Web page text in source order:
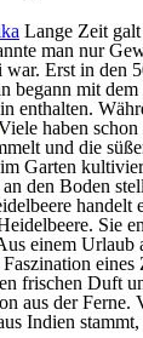
Lange Zeit
man nur
Erst in den
begann mit
enthalten.
haben
und die
Garten
den Boden
handelt
Sie
einem Urlaub
frischen Duft
aus der Ferne.
Indien